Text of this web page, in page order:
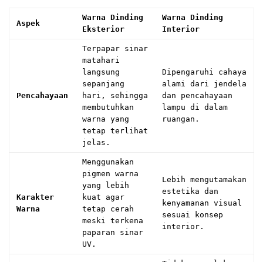
Aspek
Warna Dinding
Eksterior
Warna Dinding
Interior
Pencahayaan
Terpapar sinar
matahari
langsung
sepanjang
hari, sehingga
membutuhkan
warna yang
tetap terlihat
jelas.
Dipengaruhi cahaya
alami dari jendela
dan pencahayaan
lampu di dalam
ruangan.
Karakter
Warna
Menggunakan
pigmen warna
yang lebih
kuat agar
tetap cerah
meski terkena
paparan sinar
UV.
Lebih mengutamakan
estetika dan
kenyamanan visual
sesuai konsep
interior.